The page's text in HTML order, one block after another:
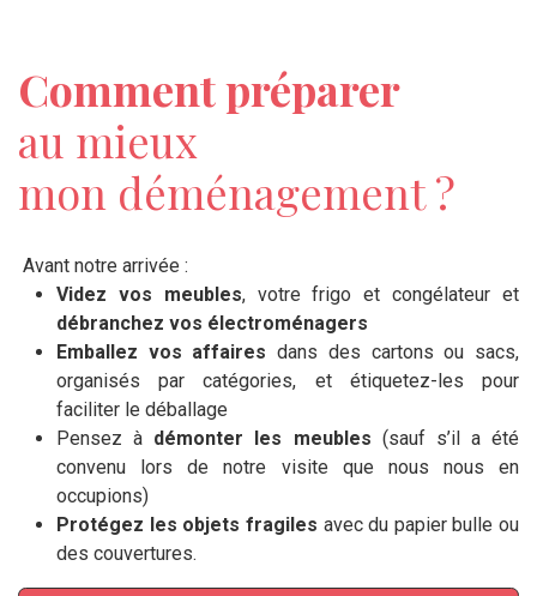
Comment préparer
au mieux
mon déménagement ?
Avant notre arrivée :
Videz vos meubles, votre frigo et congélateur et
débranchez vos électroménagers
Emballez vos affaires dans des cartons ou sacs,
organisés par catégories, et étiquetez-les pour
faciliter le déballage
Pensez à démonter les meubles (sauf s’il a été
convenu lors de notre visite que nous nous en
occupions)
Protégez les objets fragiles avec du papier bulle ou
des couvertures.